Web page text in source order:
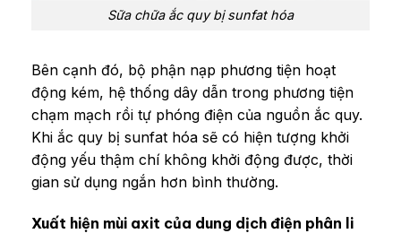
Sữa chữa ắc quy bị sunfat hóa
Bên cạnh đó, bộ phận nạp phương tiện hoạt
động kém, hệ thống dây dẫn trong phương tiện
chạm mạch rồi tự phóng điện của nguồn ắc quy.
Khi ắc quy bị sunfat hóa sẽ có hiện tượng khởi
động yếu thậm chí không khởi động được, thời
gian sử dụng ngắn hơn bình thường.
Xuất hiện mùi axit của dung dịch điện phân li